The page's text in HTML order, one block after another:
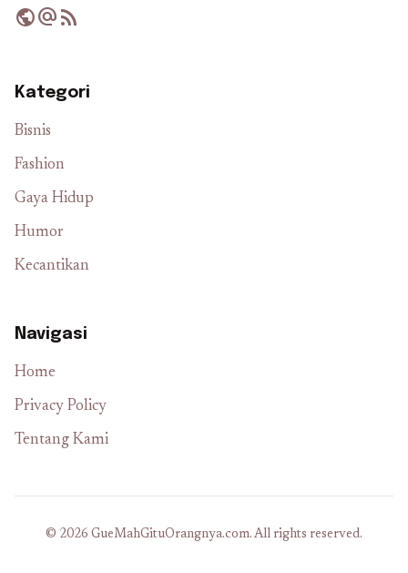
publicalternate_emailrss_feed
Kategori
Bisnis
Fashion
Gaya Hidup
Humor
Kecantikan
Navigasi
Home
Privacy Policy
Tentang Kami
© 2026 GueMahGituOrangnya.com. All rights reserved.